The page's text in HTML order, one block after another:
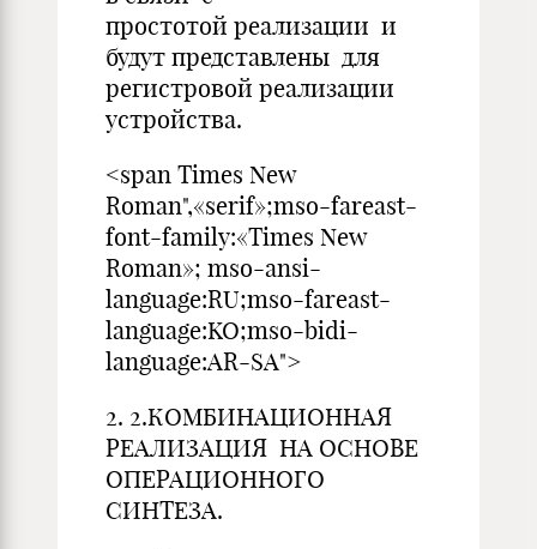
простотой реализации и
будут представлены для
регистровой реализации
устройства.
<span Times New
Roman",«serif»;mso-fareast-
font-family:«Times New
Roman»; mso-ansi-
language:RU;mso-fareast-
language:KO;mso-bidi-
language:AR-SA">
2. 2.КОМБИНАЦИОННАЯ
РЕАЛИЗАЦИЯ НА ОСНОВЕ
ОПЕРАЦИОННОГО
СИНТЕЗА.